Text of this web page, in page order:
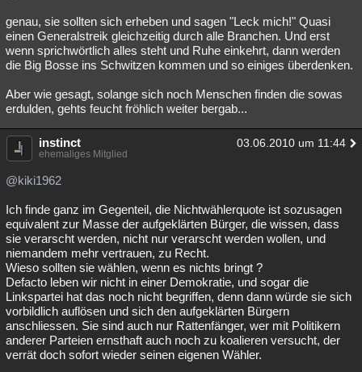
genau, sie sollten sich erheben und sagen "Leck mich!" Quasi
einen Generalstreik gleichzeitig durch alle Branchen. Und erst
wenn sprichwörtlich alles steht und Ruhe einkehrt, dann werden
die Big Bosse ins Schwitzen kommen und so einiges überdenken.
Aber wie gesagt, solange sich noch Menschen finden die sowas
erdulden, gehts feucht fröhlich weiter bergab...
instinct 03.06.2010 um 11:44
ehemaliges Mitglied
@kiki1962
Ich finde ganz im Gegenteil, die Nichtwählerquote ist sozusagen
equivalent zur Masse der aufgeklärten Bürger, die wissen, dass
sie verarscht werden, nicht nur verarscht werden wollen, und
niemandem mehr vertrauen, zu Recht.
Wieso sollten sie wählen, wenn es nichts bringt ?
Defacto leben wir nicht in einer Demokratie, und sogar die
Linkspartei hat das noch nicht begriffen, denn dann würde sie sich
vorbildlich auflösen und sich den aufgeklärten Bürgern
anschliessen. Sie sind auch nur Rattenfänger, wer mit Politikern
anderer Parteien ernsthaft auch noch zu koalieren versucht, der
verrät doch sofort wieder seinen eigenen Wähler.